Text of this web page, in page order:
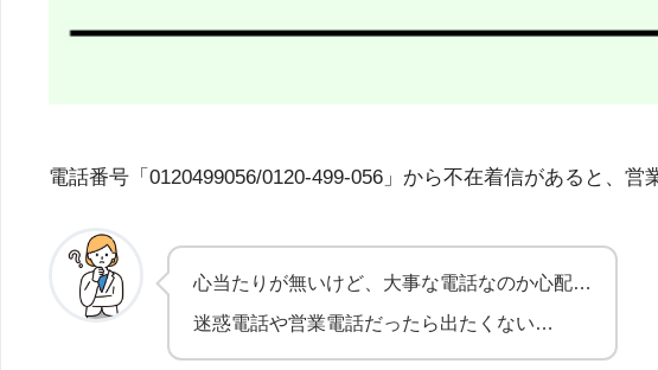
電話番号「0120499056/0120-499-056」から不在着信があると、
心当たりが無いけど、大事な電話なのか心配…
迷惑電話や営業電話だったら出たくない…